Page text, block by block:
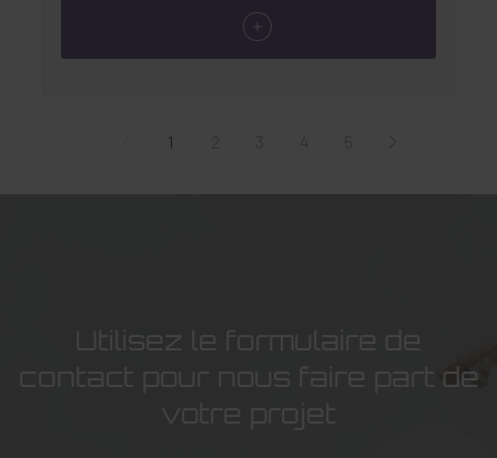
1
Utilisez le formulaire de
contact pour nous faire part de